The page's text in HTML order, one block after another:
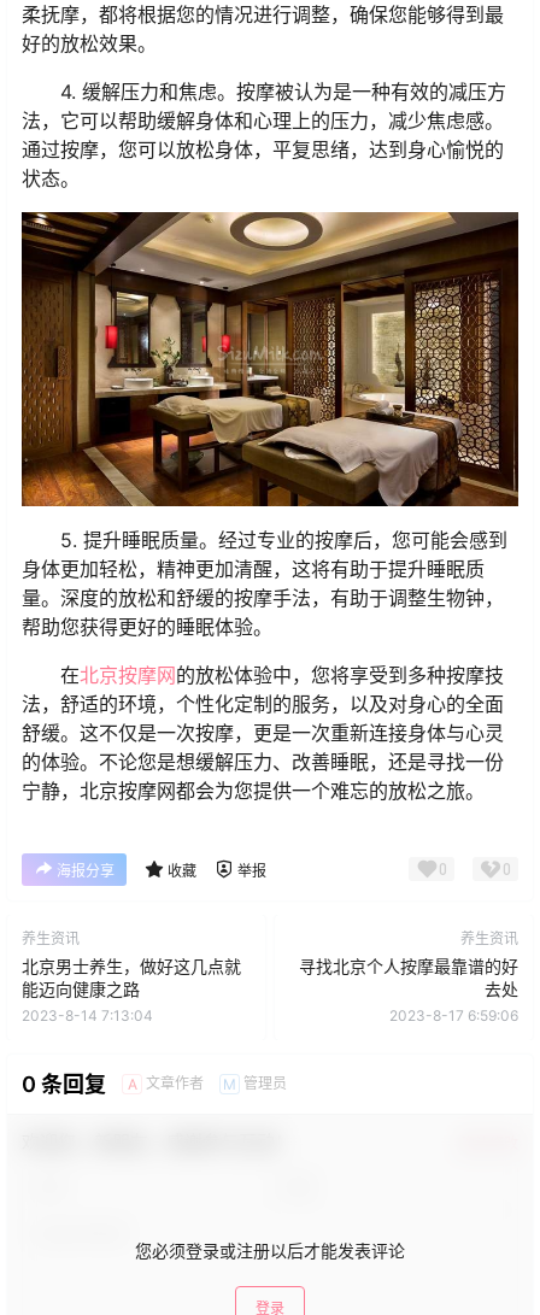
柔抚摩，都将根据您的情况进行调整，确保您能够得到最
好的放松效果。
4. 缓解压力和焦虑。按摩被认为是一种有效的减压方
法，它可以帮助缓解身体和心理上的压力，减少焦虑感。
通过按摩，您可以放松身体，平复思绪，达到身心愉悦的
状态。
5. 提升睡眠质量。经过专业的按摩后，您可能会感到
身体更加轻松，精神更加清醒，这将有助于提升睡眠质
量。深度的放松和舒缓的按摩手法，有助于调整生物钟，
帮助您获得更好的睡眠体验。
在北京按摩网的放松体验中，您将享受到多种按摩技
法，舒适的环境，个性化定制的服务，以及对身心的全面
舒缓。这不仅是一次按摩，更是一次重新连接身体与心灵
的体验。不论您是想缓解压力、改善睡眠，还是寻找一份
宁静，北京按摩网都会为您提供一个难忘的放松之旅。
海报分享 收藏 举报 0 0
养生资讯
北京男士养生，做好这几点就
能迈向健康之路
2023-8-14 7:13:04
养生资讯
寻找北京个人按摩最靠谱的好
去处
2023-8-17 6:59:06
0 条回复 A 文章作者 M 管理员
您必须登录或注册以后才能发表评论
登录